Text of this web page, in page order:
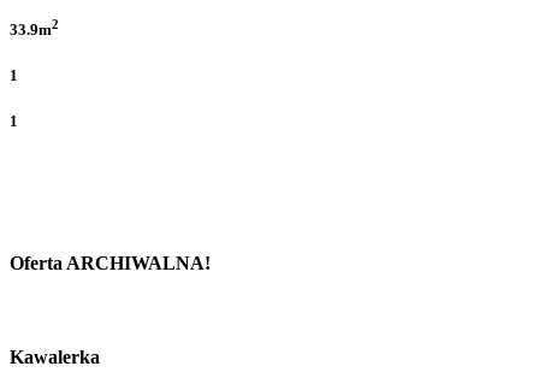
33.9m2
1
1
Oferta ARCHIWALNA!
Kawalerka